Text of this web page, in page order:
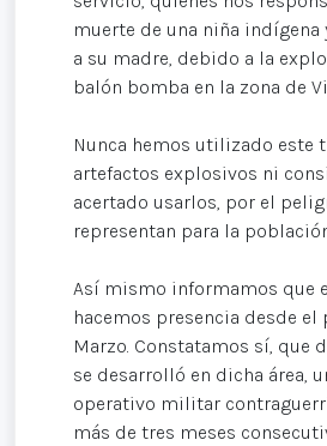
muerte de una niña indígena
a su madre, debido a la
balón bomba en la zona de
Nunca hemos utilizado este
artefactos explosivos ni
acertado usarlos, por el
representan para la
Así mismo informamos que
hacemos presencia desde el
Marzo. Constatamos sí, que
se desarrolló en dicha área,
operativo militar
más de tres meses